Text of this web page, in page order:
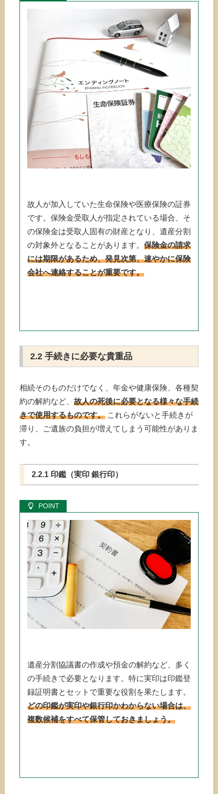
故人が加入していた生命保険や医療保険の証券
です。保険金受取人が指定されている場合、そ
の保険金は受取人固有の財産となり、遺産分割
の対象外となることがあります。 保険金の請求
には期限があるため、発見次第、速やかに保険
会社へ連絡することが重要です。
2.2 手続きに必要な貴重品
相続そのものだけでなく、年金や健康保険、各種契
約の解約など、 故人の死後に必要となる様々な手続
きで使用するものです。 これらがないと手続きが
滞り、ご遺族の負担が増えてしまう可能性がありま
す。
2.2.1 印鑑（実印 銀行印）
遺産分割協議書の作成や預金の解約など、多く
の手続きで必要となります。特に実印は印鑑登
録証明書とセットで重要な役割を果たします。
どの印鑑が実印や銀行印かわからない場合は、
複数候補をすべて保管しておきましょう。